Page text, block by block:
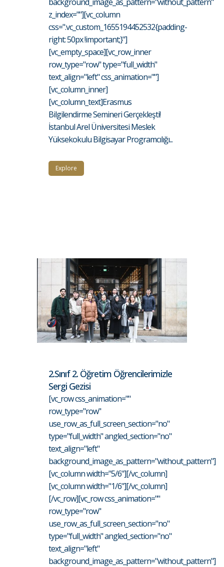
z_index=""][vc_column
css=".vc_custom_1655194452532{padding-
right: 50px !important;}"]
[vc_empty_space][vc_row_inner
row_type="row" type="full_width"
text_align="left" css_animation=""]
[vc_column_inner]
[vc_column_text]Erasmus
Bilgilendirme Semineri Gerçekleşti!
İstanbul Arel Üniversitesi Meslek
Yüksekokulu Bilgisayar Programcılığı...
Explore
2.Sınıf 2. Öğretim Öğrencilerimizle
Sergi Gezisi
[vc_row css_animation=""
row_type="row"
use_row_as_full_screen_section="no"
type="full_width" angled_section="no"
text_align="left"
background_image_as_pattern="without_pattern"]
[vc_column width="5/6"][/vc_column]
[vc_column width="1/6"][/vc_column]
[/vc_row][vc_row css_animation=""
row_type="row"
use_row_as_full_screen_section="no"
type="full_width" angled_section="no"
text_align="left"
background_image_as_pattern="without_pattern"]